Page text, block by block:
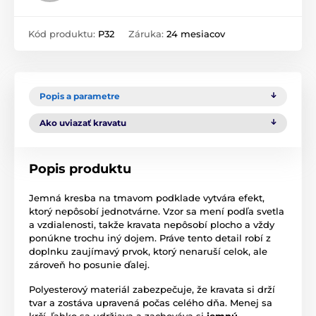
Kód produktu: P32 Záruka: 24 mesiacov
Popis a parametre
Ako uviazať kravatu
Popis produktu
Jemná kresba na tmavom podklade vytvára efekt,
ktorý nepôsobí jednotvárne. Vzor sa mení podľa svetla
a vzdialenosti, takže kravata nepôsobí plocho a vždy
ponúkne trochu iný dojem. Práve tento detail robí z
doplnku zaujímavý prvok, ktorý nenaruší celok, ale
zároveň ho posunie ďalej.
Polyesterový materiál zabezpečuje, že kravata si drží
tvar a zostáva upravená počas celého dňa. Menej sa